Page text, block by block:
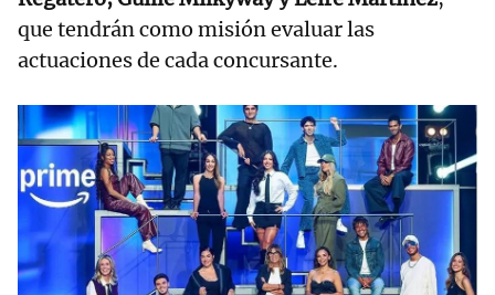
que tendrán como misión evaluar las
actuaciones de cada concursante.